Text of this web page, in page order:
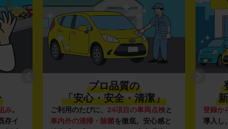
み。
存イ
プロ品質の
「安心・安全・清潔」
ご利用のたびに、 24項目の車両点検と
車内外の清掃・除菌を徹底。安心感と
登録か
導入し